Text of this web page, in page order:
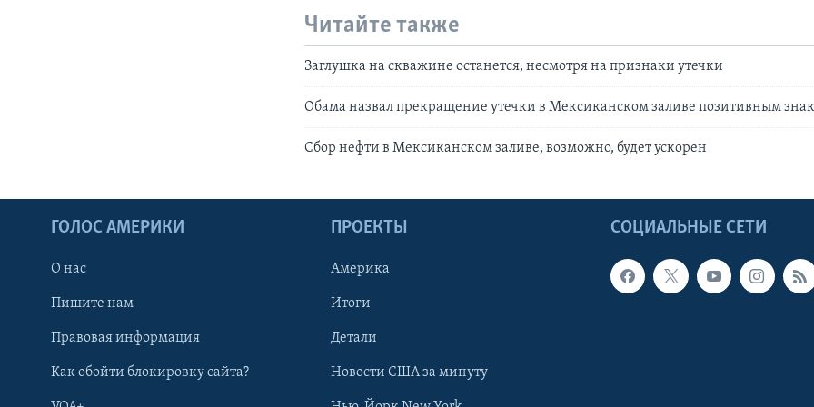
Читайте также
Заглушка на скважине останется, несмотря на признаки утечки
Обама назвал прекращение утечки в Мексиканском заливе позитивным
Сбор нефти в Мексиканском заливе, возможно, будет ускорен
СОЦИАЛЬНЫЕ СЕТИ
ГОЛОС АМЕРИКИ
О нас
Пишите нам
Правовая информация
Как обойти блокировку сайта?
ПРОЕКТЫ
Америка
Итоги
Детали
Новости США за минуту